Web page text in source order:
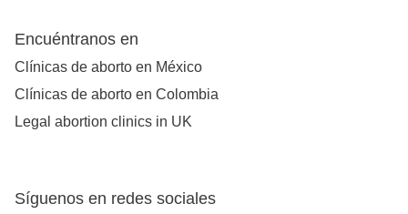
Encuéntranos en
Clínicas de aborto en México
Clínicas de aborto en Colombia
Legal abortion clinics in UK
Síguenos en redes sociales